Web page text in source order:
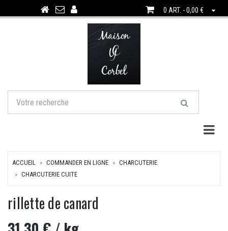
0 ART. - 0,00 €
ACCUEIL COMMANDER EN LIGNE
CHARCUTERIE
CHARCUTERIE CUITE
rillette de canard